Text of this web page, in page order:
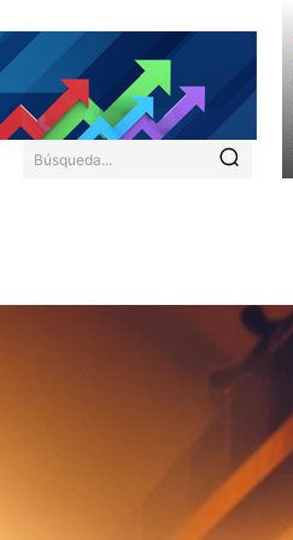
Búsqueda...